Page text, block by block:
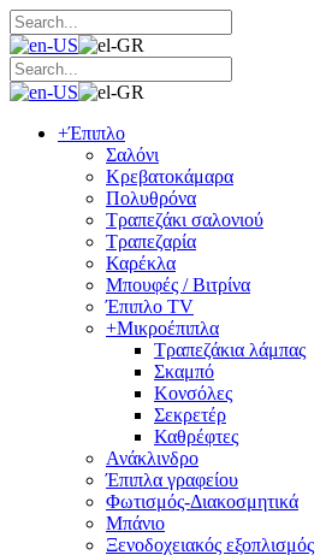
+Έπιπλο
Σαλόνι
Κρεβατοκάμαρα
Πολυθρόνα
Τραπεζάκι σαλονιού
Τραπεζαρία
Καρέκλα
Μπουφές / Βιτρίνα
Έπιπλο TV
+Μικροέπιπλα
Τραπεζάκια λάμπας
Σκαμπό
Κονσόλες
Σεκρετέρ
Καθρέφτες
Ανάκλινδρο
Έπιπλα γραφείου
Φωτισμός-Διακοσμητικά
Μπάνιο
Ξενοδοχειακός εξοπλισμός